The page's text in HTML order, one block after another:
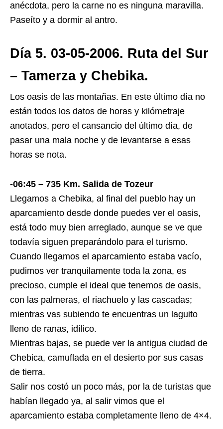
anécdota, pero la carne no es ninguna maravilla.
Paseíto y a dormir al antro.
Día 5. 03-05-2006. Ruta del Sur
– Tamerza y Chebika.
Los oasis de las montañas. En este último día no
están todos los datos de horas y kilómetraje
anotados, pero el cansancio del último día, de
pasar una mala noche y de levantarse a esas
horas se nota.
-06:45 – 735 Km. Salida de Tozeur
Llegamos a Chebika, al final del pueblo hay un
aparcamiento desde donde puedes ver el oasis,
está todo muy bien arreglado, aunque se ve que
todavía siguen preparándolo para el turismo.
Cuando llegamos el aparcamiento estaba vacío,
pudimos ver tranquilamente toda la zona, es
precioso, cumple el ideal que tenemos de oasis,
con las palmeras, el riachuelo y las cascadas;
mientras vas subiendo te encuentras un laguito
lleno de ranas, idílico.
Mientras bajas, se puede ver la antigua ciudad de
Chebica, camuflada en el desierto por sus casas
de tierra.
Salir nos costó un poco más, por la de turistas que
habían llegado ya, al salir vimos que el
aparcamiento estaba completamente lleno de 4×4.